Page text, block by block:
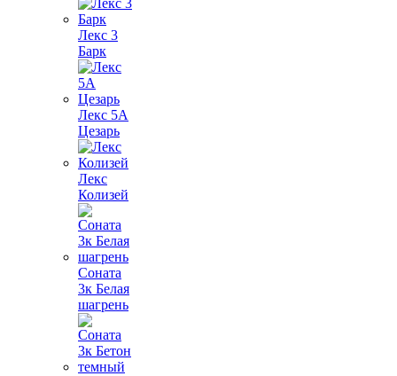
Лекс 3
Барк
Лекс 5А
Цезарь
Лекс
Колизей
Соната
3к Белая
шагрень